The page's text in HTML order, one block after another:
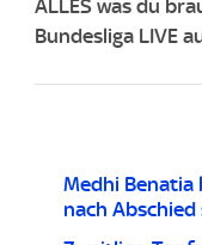
ALLES was du
Bundesliga LIVE
Medhi
nach